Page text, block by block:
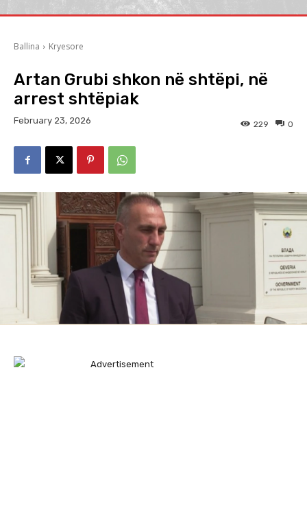
Ballina Kryesore
Artan Grubi shkon në shtëpi, në
arrest shtëpiak
February 23, 2026 0
229